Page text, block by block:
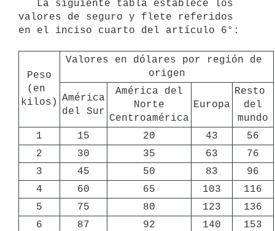
valores de seguro y flete referidos
en el inciso cuarto del artículo 6°:
Peso
(en
kilos)
Valores en dólares por región de
origen
América
del Sur
América del
Norte
Centroamérica
Europa
Resto
del
mundo
1
15 20 43
56
2
30 35 63
76
3
45 50 83
96
4
60 65 103
116
5
75 80 123
136
6
87 92 140
153